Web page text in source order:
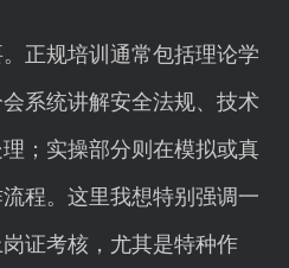
正规培训通常包括理论学
系统讲解安全法规、技术
；实操部分则在模拟或真
程。这里我想特别强调一
证考核，尤其是特种作